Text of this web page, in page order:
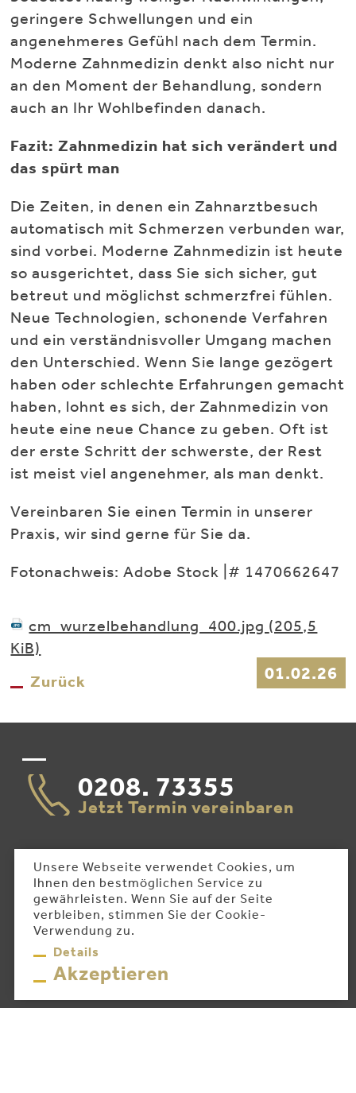
01.02.26
geringere Schwellungen und ein
angenehmeres Gefühl nach dem Termin.
Moderne Zahnmedizin denkt also nicht nur
an den Moment der Behandlung, sondern
auch an Ihr Wohlbefinden danach.
Fazit: Zahnmedizin hat sich verändert und
das spürt man
Die Zeiten, in denen ein Zahnarztbesuch
automatisch mit Schmerzen verbunden war,
sind vorbei. Moderne Zahnmedizin ist heute
so ausgerichtet, dass Sie sich sicher, gut
betreut und möglichst schmerzfrei fühlen.
Neue Technologien, schonende Verfahren
und ein verständnisvoller Umgang machen
den Unterschied. Wenn Sie lange gezögert
haben oder schlechte Erfahrungen gemacht
haben, lohnt es sich, der Zahnmedizin von
heute eine neue Chance zu geben. Oft ist
der erste Schritt der schwerste, der Rest
ist meist viel angenehmer, als man denkt.
Vereinbaren Sie einen Termin in unserer
Praxis, wir sind gerne für Sie da.
Fotonachweis: Adobe Stock |# 1470662647
cm_wurzelbehandlung_400.jpg (205,5
KiB)
Zurück
0208. 73355
Jetzt Termin vereinbaren
[fach]zahnaerzte.ruhr
4.8
Basierend auf 49 Bewertungen
bewerten Sie uns auf
Unsere Webseite verwendet Cookies, um
Ihnen den bestmöglichen Service zu
gewährleisten. Wenn Sie auf der Seite
verbleiben, stimmen Sie der Cookie-
Verwendung zu.
Details
Akzeptieren